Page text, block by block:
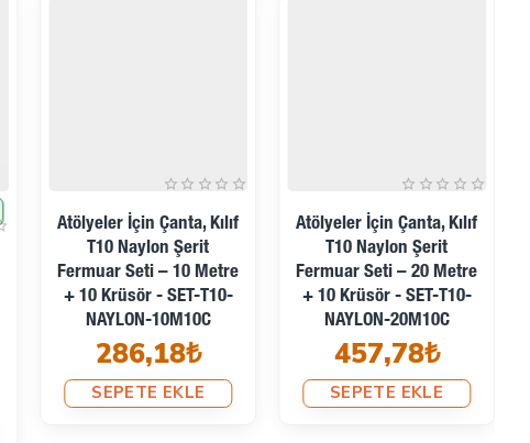
Atölyeler İçin Çanta, Kılıf
T10 Naylon Şerit
Fermuar Seti – 10 Metre
+ 10 Krüsör - SET-T10-
NAYLON-10M10C
286,18₺
SEPETE EKLE
Atölyeler İçin Çanta, Kılıf
T10 Naylon Şerit
Fermuar Seti – 20 Metre
+ 10 Krüsör - SET-T10-
NAYLON-20M10C
457,78₺
SEPETE EKLE